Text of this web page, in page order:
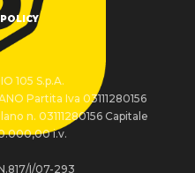
105 S.p.A.
Partita Iva 03111280156
n. 03111280156 Capitale
i.v.
I/07-293